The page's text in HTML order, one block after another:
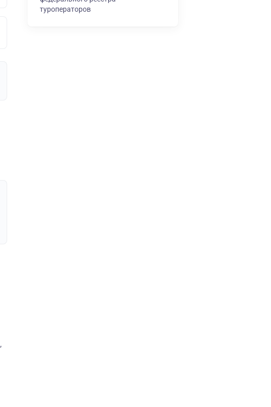
,
туроператоров